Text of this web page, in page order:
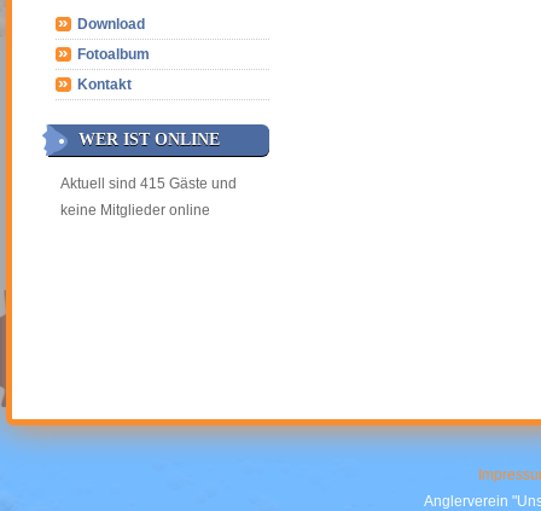
Download
Fotoalbum
Kontakt
WER IST ONLINE
Aktuell sind 415 Gäste und
keine Mitglieder online
Anglerverein